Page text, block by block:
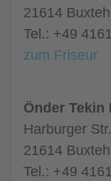
21614
Tel.: +49
zum Friseur
Önder
Harburger
21614
Tel.: +49